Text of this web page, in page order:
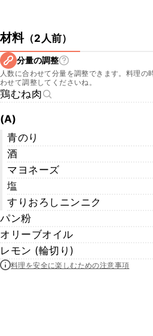
材料（2人前）
分量の調整
人数に合わせて分量を調整できます。料理の
わせて調整してくださいね。
鶏むね肉
(A)
青のり
酒
マヨネーズ
塩
すりおろしニンニク
パン粉
オリーブオイル
レモン (輪切り)
料理を安全に楽しむための注意事項